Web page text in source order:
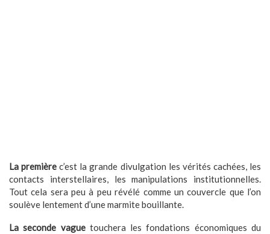
La première c’est la grande divulgation les vérités cachées, les
contacts interstellaires, les manipulations institutionnelles.
Tout cela sera peu à peu révélé comme un couvercle que l’on
soulève lentement d’une marmite bouillante.
La seconde vaguetouchera les fondations économiques du